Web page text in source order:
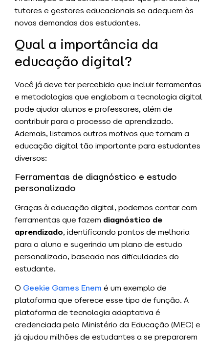
tutores e gestores educacionais se adequem às
novas demandas dos estudantes.
Qual a importância da
educação digital?
Você já deve ter percebido que incluir ferramentas
e metodologias que englobam a tecnologia digital
pode ajudar alunos e professores, além de
contribuir para o processo de aprendizado.
Ademais, listamos outros motivos que tornam a
educação digital tão importante para estudantes
diversos:
Ferramentas de diagnóstico e estudo
personalizado
Graças à educação digital, podemos contar com
ferramentas que fazem diagnóstico de
aprendizado, identificando pontos de melhoria
para o aluno e sugerindo um plano de estudo
personalizado, baseado nas dificuldades do
estudante.
O Geekie Games Enem é um exemplo de
plataforma que oferece esse tipo de função. A
plataforma de tecnologia adaptativa é
credenciada pelo Ministério da Educação (MEC) e
já ajudou milhões de estudantes a se prepararem